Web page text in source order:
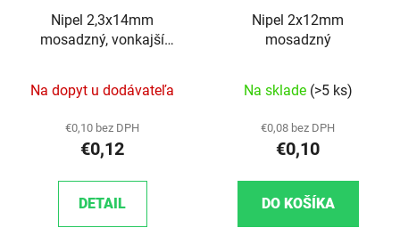
Nipel 2,3x14mm
mosadzný, vonkajší
Na dopyt u dodávateľa
€0,10 bez DPH
€0,12
DETAIL
Nipel 2x12mm
mosadzný
Na sklade (>5 ks)
€0,08 bez DPH
€0,10
DO KOŠÍKA